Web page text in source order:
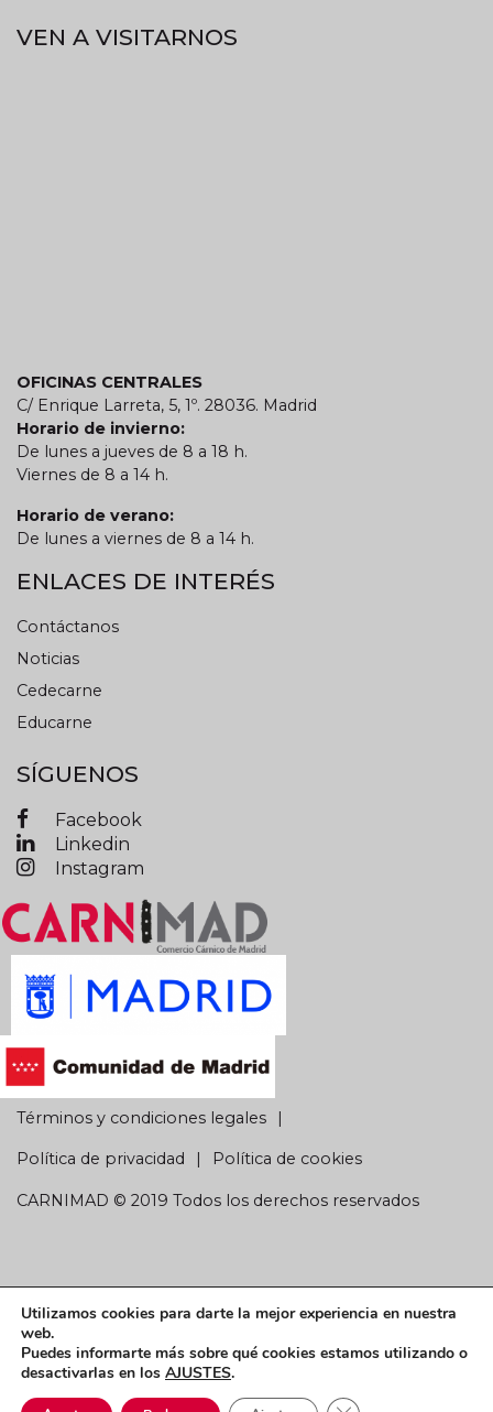
VEN A VISITARNOS
OFICINAS CENTRALES
C/ Enrique Larreta, 5, 1º. 28036. Madrid
Horario de invierno:
De lunes a jueves de 8 a 18 h.
Viernes de 8 a 14 h.
Horario de verano:
De lunes a viernes de 8 a 14 h.
ENLACES DE INTERÉS
Contáctanos
Noticias
Cedecarne
Educarne
SÍGUENOS
Facebook
Linkedin
Instagram
Términos y condiciones legales
Política de privacidad Política de cookies
CARNIMAD © 2019 Todos los derechos reservados
Utilizamos cookies para darte la mejor experiencia en nuestra
web.
Puedes informarte más sobre qué cookies estamos utilizando o
desactivarlas en los AJUSTES.